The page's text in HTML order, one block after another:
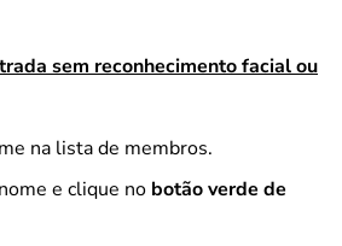
sem reconhecimento facial ou
na lista de membros.
e clique no botão verde de